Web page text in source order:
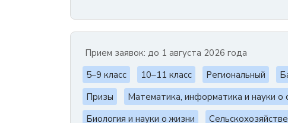
Прием заявок: до 1 августа 2026 года
5–9 класс
10–11 класс Региональный
Призы
Математика, информатика и науки о
Биология и науки о жизни